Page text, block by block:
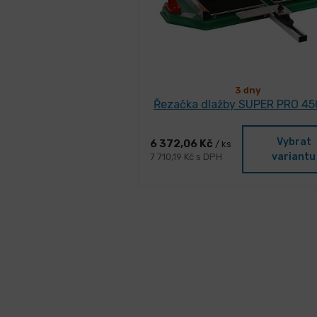
3 dny
Řezačka dlažby SUPER PRO
6 372,06 Kč / ks
7 710,19 Kč s DPH
Vybrat
variantu